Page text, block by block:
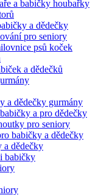
a babičky houbařky
a dědečky
pro seniory
psů koček
a dědečků
a dědečky gurmány
a pro dědečky
pro seniory
babičky a dědečky
a dědečky
babičky